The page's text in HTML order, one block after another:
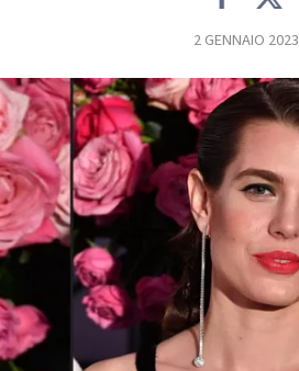
FOTO
CONCORSI
EVENTI
VIDEO
TV
2 GENNAIO 2023